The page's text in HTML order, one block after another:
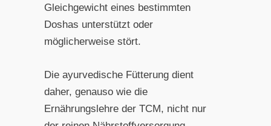
Gleichgewicht eines bestimmten
Doshas unterstützt oder
möglicherweise stört.
Die ayurvedische Fütterung dient
daher, genauso wie die
Ernährungslehre der TCM, nicht nur